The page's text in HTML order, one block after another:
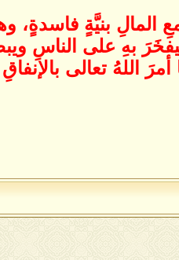
بنيَّةٍ فاسدةٍ،
بهِ على الناسِ
اللهُ تعالى